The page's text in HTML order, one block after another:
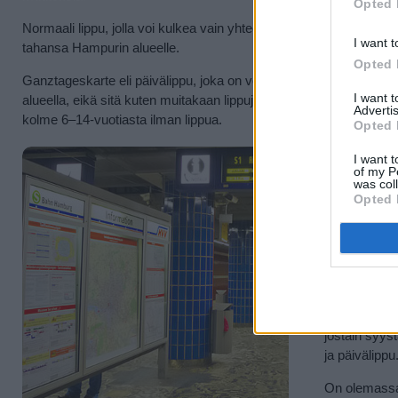
Opted
I want
Opted
I want
Opted
I want
of my
was
Opted
Normaali lippu, jolla voi kulkea vain yhteen suuntaan mutta ei
tahansa Hampurin alueelle.
Ganztageskarte eli päivälippu, joka on voimassa ostohetkestä
alueella, eikä sitä kuten muitakaan lippuja kannata ostaa kuin
kolme 6–14-vuotiasta ilman lippua.
9-Uhr-
sellaisen
tämä lippu
alkaen
ikäisiä
jostain
ja päivälippu.
On